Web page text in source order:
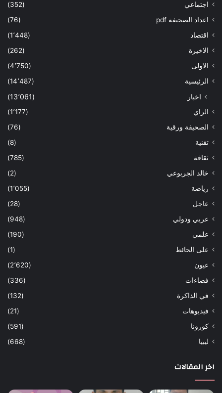
اجتماعي
(352)
اعداد الصحيفة pdf
(76)
اقتصاد
(1٬448)
الاخيرة
(262)
الاولى
(4٬750)
الرئيسية
(14٬487)
اخبار (13٬061)
الراي
(1٬177)
الصحيفة ورقية
(76)
تقنية
(8)
ثقافة
(785)
خالد الجربوعي
(2)
رياضة
(1٬055)
عاجل
(28)
عربي ودولي
(948)
علمي
(190)
على الحائط
(1)
عيون
(2٬620)
فضاءات
(336)
في الذاكرة
(132)
فيديوهات
(21)
كورونا
(591)
ليبيا
(668)
اخر المقالات